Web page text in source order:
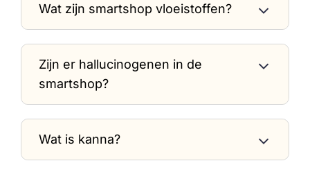
Wat zijn smartshop vloeistoffen?
Zijn er hallucinogenen in de
smartshop?
Wat is kanna?